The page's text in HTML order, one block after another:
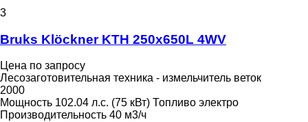
3
Bruks Klöckner KTH 250x650L 4WV
Цена по запросу
Лесозаготовительная техника - измельчитель веток
2000
Мощность 102.04 л.с. (75 кВт) Топливо электро
Производительность 40 м3/ч